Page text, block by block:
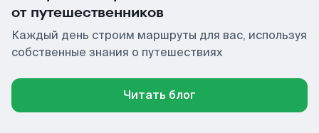
от путешественников
Каждый день строим маршруты для вас, используя
собственные знания о путешествиях
Читать блог